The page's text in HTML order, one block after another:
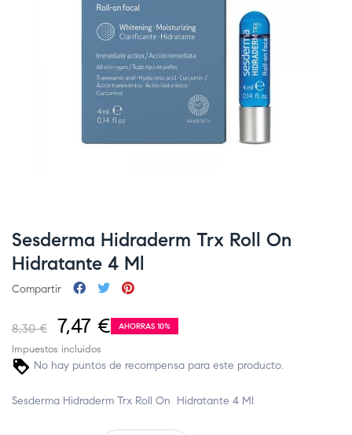
Sesderma Hidraderm Trx Roll On
Hidratante 4 Ml
Compartir
8,30 € 7,47 € AHORRAS 10%
Impuestos incluidos
No hay puntos de recompensa para este producto.
Sesderma Hidraderm Trx Roll On Hidratante 4 Ml